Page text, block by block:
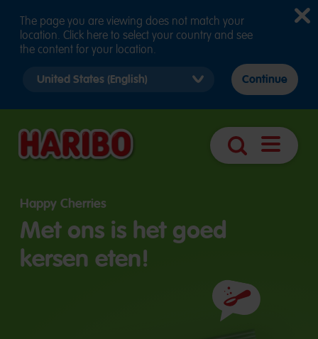
Zoek
Navigatie
Happy Cherries
Met ons is het goed
kersen eten!
Ingrediënten
The page you are viewing does not match your
location. Click here to select your country and see
the content for your location.
country
Continue